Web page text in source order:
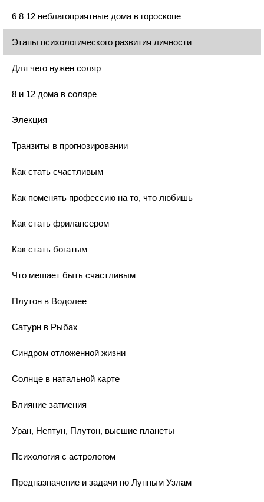
6 8 12 неблагоприятные дома в гороскопе
Этапы психологического развития личности
Для чего нужен соляр
8 и 12 дома в соляре
Элекция
Транзиты в прогнозировании
Как стать счастливым
Как поменять профессию на то, что любишь
Как стать фрилансером
Как стать богатым
Что мешает быть счастливым
Плутон в Водолее
Сатурн в Рыбах
Синдром отложенной жизни
Солнце в натальной карте
Влияние затмения
Уран, Нептун, Плутон, высшие планеты
Психология с астрологом
Предназначение и задачи по Лунным Узлам